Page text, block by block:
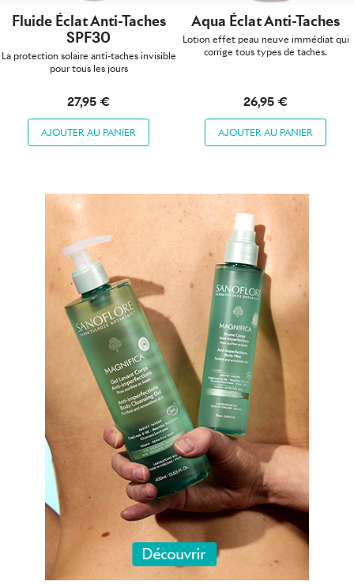
Fluide Éclat Anti-Taches
SPF30
La protection solaire anti-taches invisible
pour tous les jours
27,95 €
AJOUTER AU PANIER
Aqua Éclat Anti-Taches
Lotion effet peau neuve immédiat qui
corrige tous types de taches.
26,95 €
AJOUTER AU PANIER